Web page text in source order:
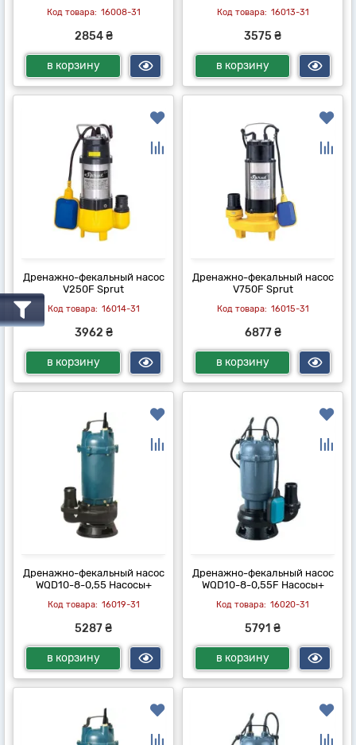
16008-31
2854 ₴
в корзину
16013-31
3575 ₴
в корзину
Дренажно-фекальный насос
V250F Sprut
16014-31
3962 ₴
в корзину
Дренажно-фекальный насос
V750F Sprut
16015-31
6877 ₴
в корзину
Дренажно-фекальный насос
WQD10-8-0,55 Насосы+
16019-31
5287 ₴
в корзину
Дренажно-фекальный насос
WQD10-8-0,55F Насосы+
16020-31
5791 ₴
в корзину